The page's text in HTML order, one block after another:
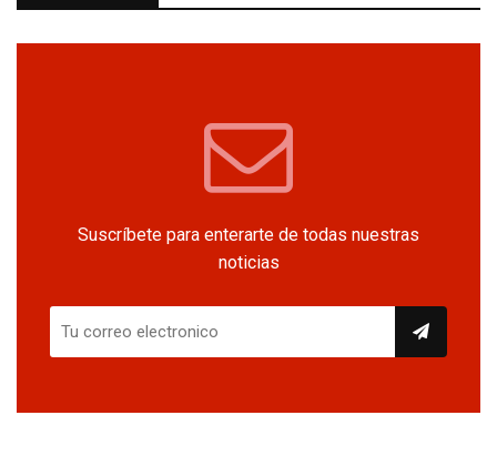
Suscríbete para enterarte de todas nuestras
noticias